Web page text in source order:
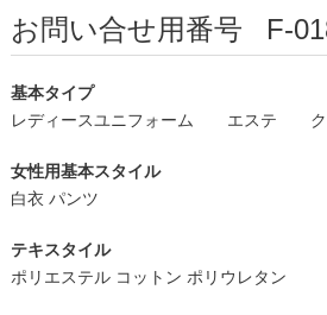
お問い合せ用番号 F-
基本タイプ
レディースユニフォーム
エステ
女性用基本スタイル
白衣 パンツ
テキスタイル
ポリエステル コットン ポリウレタン